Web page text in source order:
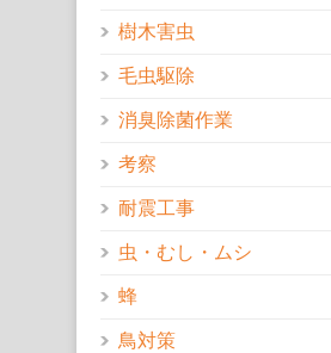
樹木害虫
毛虫駆除
消臭除菌作業
考察
耐震工事
虫・むし・ムシ
蜂
鳥対策